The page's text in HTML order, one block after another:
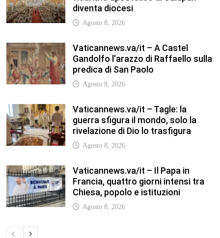
Vaticannews.va/it – A Castel
predica di San Paolo
Agosto 8, 2026
Vaticannews.va/it – Tagle: la
rivelazione di Dio lo trasfigura
Agosto 8, 2026
Vaticannews.va/it – Il Papa in
Chiesa, popolo e istituzioni
Agosto 8, 2026